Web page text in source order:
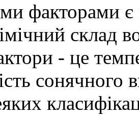
факторами є
склад
- це